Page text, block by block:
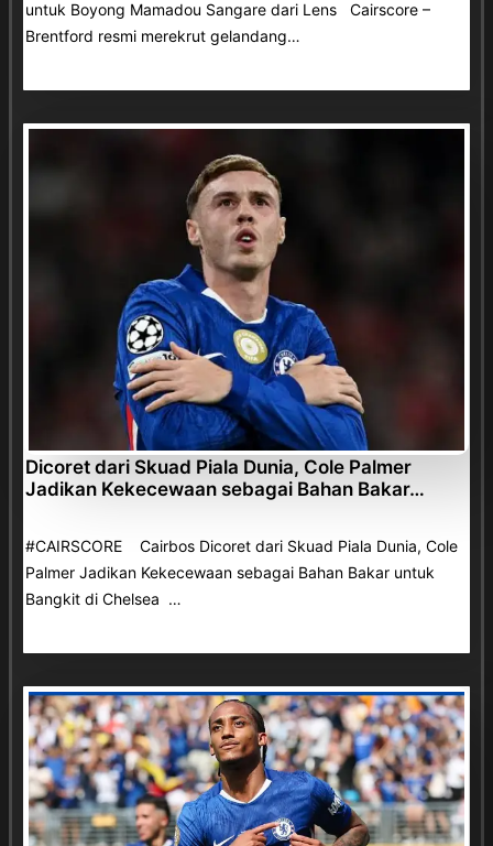
untuk Boyong Mamadou Sangare dari Lens Cairscore –
Brentford resmi merekrut gelandang…
Dicoret dari Skuad Piala Dunia, Cole Palmer
Jadikan Kekecewaan sebagai Bahan Bakar…
#CAIRSCORE Cairbos Dicoret dari Skuad Piala Dunia, Cole
Palmer Jadikan Kekecewaan sebagai Bahan Bakar untuk
Bangkit di Chelsea …